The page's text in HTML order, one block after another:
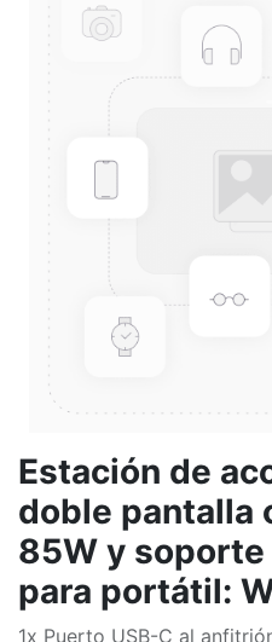
Estación de
doble pantalla
85W y
para portátil:
1x Puerto USB-C al